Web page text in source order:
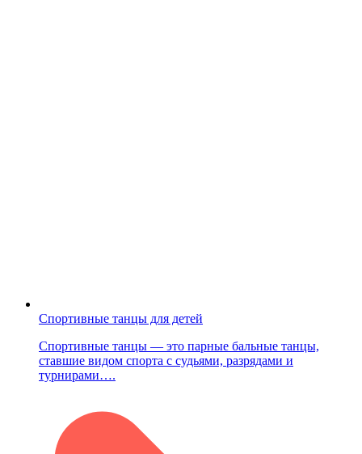
Спортивные танцы для детей
Спортивные танцы — это парные бальные танцы,
ставшие видом спорта с судьями, разрядами и
турнирами….